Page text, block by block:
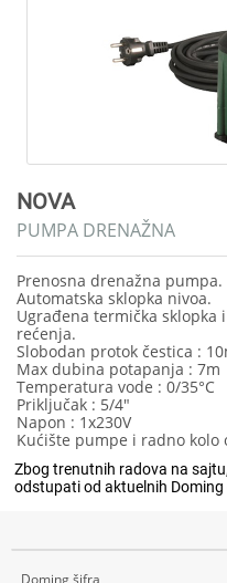
NOVA
PUMPA DRENAŽNA
Prenosna drenažna pumpa.
Automatska sklopka nivoa.
Ugrađena termička sklopka
rećenja.
Slobodan protok čestica :
Max dubina potapanja : 7m
Temperatura vode : 0/35°C
Priključak : 5/4"
Napon : 1x230V
Kućište pumpe i radno kolo